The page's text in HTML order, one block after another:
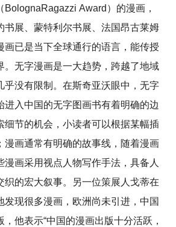
BolognaRagazzi Award）的漫画，
书展、蒙特利尔书展、法国昂古莱姆
画已是当下全球通行的语言，能传授
。无字漫画是一大趋势，跨越了地域
乎没有限制。在斯奇亚沃眼中，无字
进入中国的无字图画书有着明确的边
细节的机会，小读者可以根据某幅插
漫画通常有明确的故事线，随着漫画
漫画采用视点人物写作手法，具备人
织的宏大叙事。另一位策展人戈蒂在
发现很多漫画，欧洲尚未引进，中国
他表示“中国的漫画出版十分活跃，